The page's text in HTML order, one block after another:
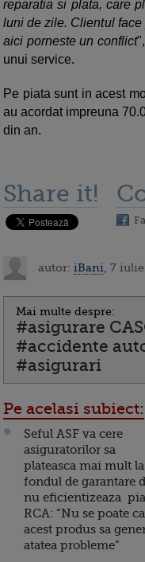
reparatia si plata, care
luni de zile. Clientul
aici porneste un conflict
unui service.
Pe piata sunt in acest
au acordat impreuna
din an.
Share it!
autor: iBani , 7
Mai multe despre:
#asigurare
#accidente
#asigurari
Pe acelasi subiect:
Seful ASF va cere
asiguratorilor sa
plateasca mai mult la
fondul de garantare
nu eficientizeaza
RCA: “Nu se poate ca
acest produs sa
atatea probleme”